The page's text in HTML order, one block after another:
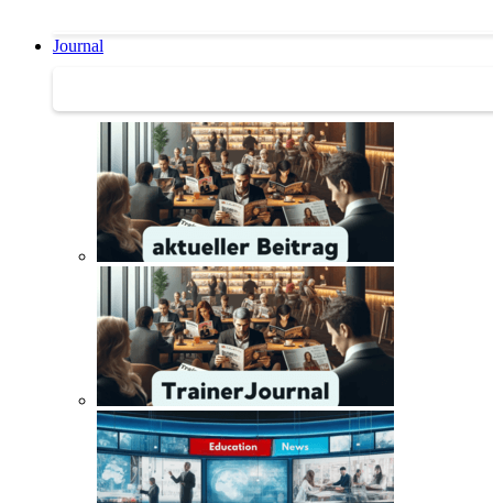
Journal